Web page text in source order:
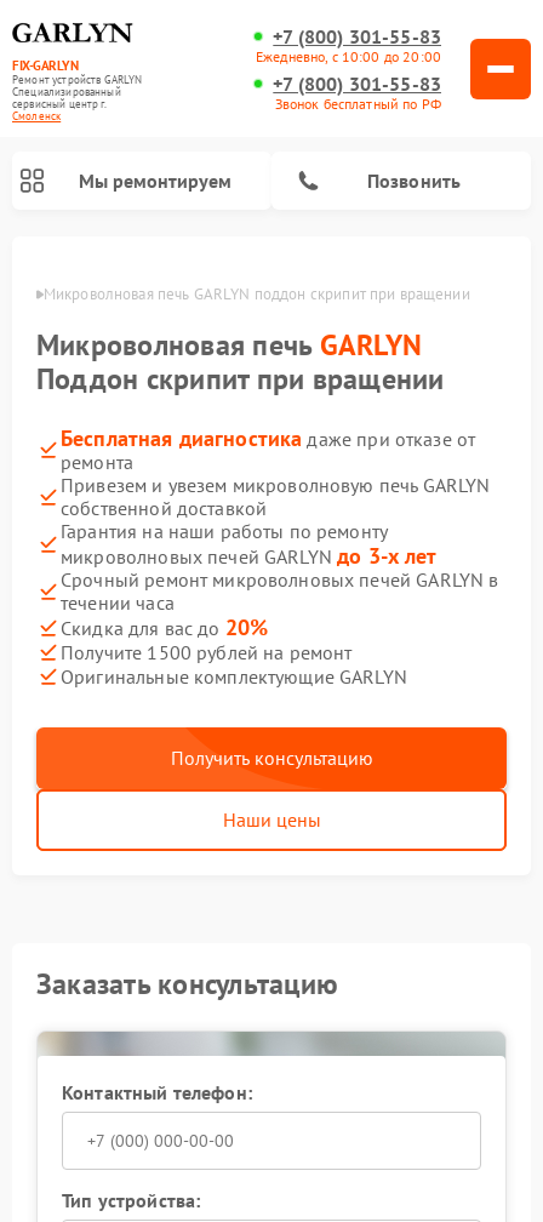
FIX-GARLYN
Ремонт устройств GARLYN
Специализированный
cервисный центр г.
Смоленск
+7 (800) 301-55-83
Ежедневно, с 10:00 до 20:00
+7 (800) 301-55-83
Звонок бесплатный по РФ
Мы ремонтируем Позвонить
Микроволновая печь GARLYN поддон скрипит при вращении
Микроволновая печь GARLYN
Поддон скрипит при вращении
Бесплатная диагностика даже при отказе от
ремонта
Привезем и увезем микроволновую печь GARLYN
собственной доставкой
Гарантия на наши работы по ремонту
микроволновых печей GARLYNдо 3-х лет
Срочный ремонт микроволновых печей GARLYN в
течении часа
Скидка для вас до 20%
Получите 1500 рублей на ремонт
Оригинальные комплектующие GARLYN
Получить консультацию
Наши цены
Заказать консультацию
Контактный телефон:
Тип устройства: